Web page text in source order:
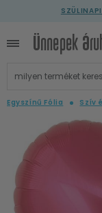
Egyszínű Fólia Szív